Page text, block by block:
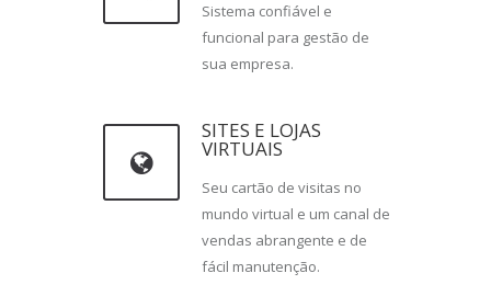
Sistema confiável e
funcional para gestão de
sua empresa.
SITES E LOJAS
VIRTUAIS
Seu cartão de visitas no
mundo virtual e um canal de
vendas abrangente e de
fácil manutenção.